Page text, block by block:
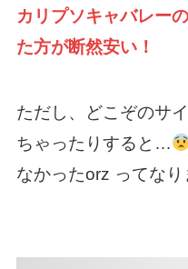
カリプソキャバレー
た方が断然安い！
ただし、どこぞのサ
ちゃったりすると…
なかったorz ってなり